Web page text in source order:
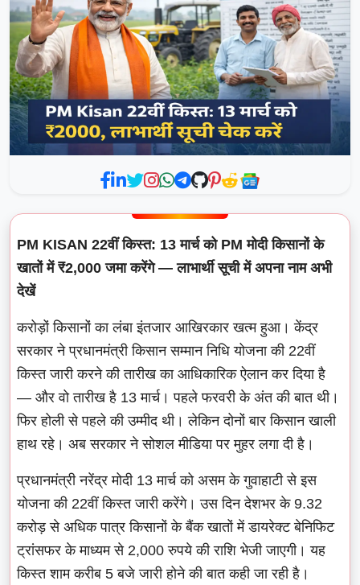
PM KISAN 22वीं किस्त: 13 मार्च को PM मोदी किसानों के
खातों में ₹2,000 जमा करेंगे — लाभार्थी सूची में अपना नाम अभी
देखें
करोड़ों किसानों का लंबा इंतजार आखिरकार खत्म हुआ। केंद्र
सरकार ने प्रधानमंत्री किसान सम्मान निधि योजना की 22वीं
किस्त जारी करने की तारीख का आधिकारिक ऐलान कर दिया है
— और वो तारीख है 13 मार्च। पहले फरवरी के अंत की बात थी।
फिर होली से पहले की उम्मीद थी। लेकिन दोनों बार किसान खाली
हाथ रहे। अब सरकार ने सोशल मीडिया पर मुहर लगा दी है।
प्रधानमंत्री नरेंद्र मोदी 13 मार्च को असम के गुवाहाटी से इस
योजना की 22वीं किस्त जारी करेंगे। उस दिन देशभर के 9.32
करोड़ से अधिक पात्र किसानों के बैंक खातों में डायरेक्ट बेनिफिट
ट्रांसफर के माध्यम से 2,000 रुपये की राशि भेजी जाएगी। यह
किस्त शाम करीब 5 बजे जारी होने की बात कही जा रही है।